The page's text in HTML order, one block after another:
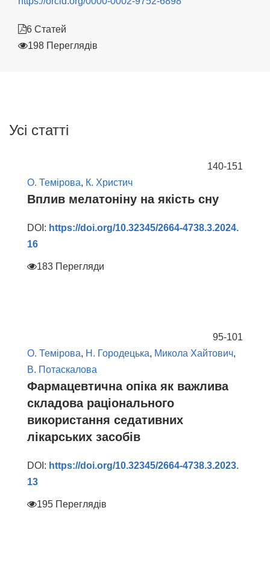
6 Статей
198 Переглядів
Усі статті
140-151
О. Темірова, К. Христич
Вплив мелатоніну на якість сну
DOI: https://doi.org/10.32345/2664-4738.3.2024.
16
183 Перегляди
95-101
О. Темірова, Н. Городецька, Микола Хайтович,
В. Потаскалова
Фармацевтична опіка як важлива
складова раціонального
використання седативних
лікарських засобів
DOI: https://doi.org/10.32345/2664-4738.3.2023.
13
195 Переглядів